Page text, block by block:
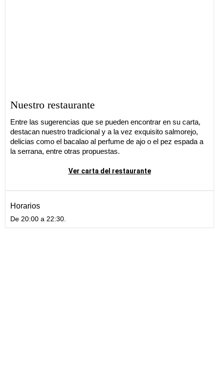
Nuestro restaurante
Entre las sugerencias que se pueden encontrar en su carta,
destacan nuestro tradicional y a la vez exquisito salmorejo,
delicias como el bacalao al perfume de ajo o el pez espada a
la serrana, entre otras propuestas.
Ver carta del restaurante
Horarios
De 20:00 a 22:30.